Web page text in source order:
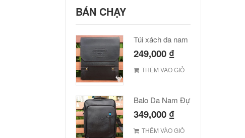
BÁN CHẠY
249,000 ₫
THÊM VÀO GIỎ
Balo Da Nam Đựng Laptop Đẹp Giá Rẻ
349,000 ₫
THÊM VÀO GIỎ